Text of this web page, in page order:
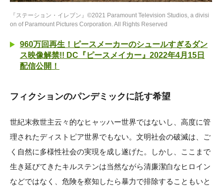
『ステーション・イレブン』©2021 Paramount Television Studios, a divisi
on of Paramount Pictures Corporation. All Rights Reserved
960万回再生！ピースメーカーのシュールすぎるダン
ス映像解禁!! DC『ピースメイカー』2022年4月15日
配信公開！
フィクションのパンデミックに託す希望
世紀末救世主云々的なヒャッハー世界ではないし、高度に管
理されたディストピア世界でもない。文明社会の破滅は、ご
く自然に多様性社会の実現を成し遂げた。しかし、ここまで
生き延びてきたキルステンは当然ながら清廉潔白なヒロイン
などではなく、危険を察知したら暴力で排除することもいと